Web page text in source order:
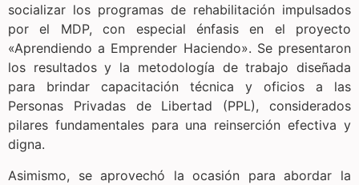
socializar los programas de rehabilitación impulsados
por el MDP, con especial énfasis en el proyecto
«Aprendiendo a Emprender Haciendo». Se presentaron
los resultados y la metodología de trabajo diseñada
para brindar capacitación técnica y oficios a las
Personas Privadas de Libertad (PPL), considerados
pilares fundamentales para una reinserción efectiva y
digna.
Asimismo, se aprovechó la ocasión para abordar la